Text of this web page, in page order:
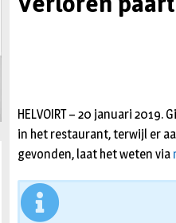
HELVOIRT – 20 januari
in het restaurant, terwijl er
gevonden, laat het weten via